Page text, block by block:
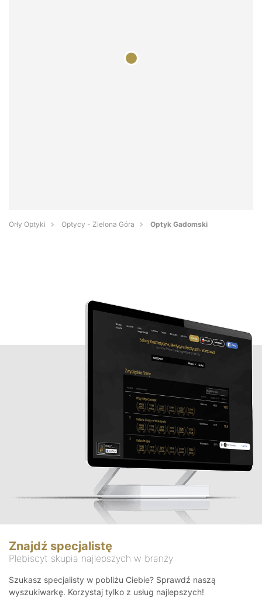
Orły Optyki Optycy - Zielona Góra Optyk Gadomski
Znajdź specjalistę
Plebiscyt skupia najlepszych w branży
Szukasz specjalisty w pobliżu Ciebie? Sprawdź naszą
wyszukiwarkę. Korzystaj tylko z usług najlepszych!